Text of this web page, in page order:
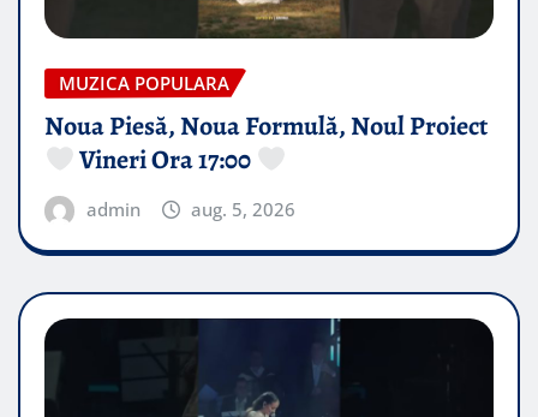
MUZICA POPULARA
Noua Piesă, Noua Formulă, Noul Proiect
Vineri Ora 17:00
admin aug. 5, 2026